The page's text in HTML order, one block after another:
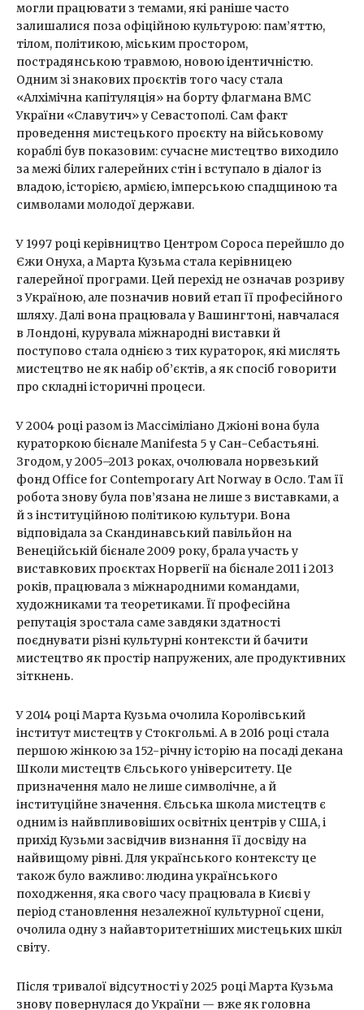
могли працювати з темами, які раніше часто
залишалися поза офіційною культурою: пам’яттю,
тілом, політикою, міським простором,
пострадянською травмою, новою ідентичністю.
Одним зі знакових проєктів того часу стала
«Алхімічна капітуляція» на борту флагмана ВМС
України «Славутич» у Севастополі. Сам факт
проведення мистецького проєкту на військовому
кораблі був показовим: сучасне мистецтво виходило
за межі білих галерейних стін і вступало в діалог із
владою, історією, армією, імперською спадщиною та
символами молодої держави.
У 1997 році керівництво Центром Сороса перейшло до
Єжи Онуха, а Марта Кузьма стала керівницею
галерейної програми. Цей перехід не означав розриву
з Україною, але позначив новий етап її професійного
шляху. Далі вона працювала у Вашингтоні, навчалася
в Лондоні, курувала міжнародні виставки й
поступово стала однією з тих кураторок, які мислять
мистецтво не як набір об’єктів, а як спосіб говорити
про складні історичні процеси.
У 2004 році разом із Массіміліано Джіоні вона була
кураторкою бієнале Manifesta 5 у Сан-Себастьяні.
Згодом, у 2005–2013 роках, очолювала норвезький
фонд Office for Contemporary Art Norway в Осло. Там її
робота знову була пов’язана не лише з виставками, а
й з інституційною політикою культури. Вона
відповідала за Скандинавський павільйон на
Венеційській бієнале 2009 року, брала участь у
виставкових проєктах Норвегії на бієнале 2011 і 2013
років, працювала з міжнародними командами,
художниками та теоретиками. Її професійна
репутація зростала саме завдяки здатності
поєднувати різні культурні контексти й бачити
мистецтво як простір напружених, але продуктивних
зіткнень.
У 2014 році Марта Кузьма очолила Королівський
інститут мистецтв у Стокгольмі. А в 2016 році стала
першою жінкою за 152-річну історію на посаді декана
Школи мистецтв Єльського університету. Це
призначення мало не лише символічне, а й
інституційне значення. Єльська школа мистецтв є
одним із найвпливовіших освітніх центрів у США, і
прихід Кузьми засвідчив визнання її досвіду на
найвищому рівні. Для українського контексту це
також було важливо: людина українського
походження, яка свого часу працювала в Києві у
період становлення незалежної культурної сцени,
очолила одну з найавторитетніших мистецьких шкіл
світу.
Після тривалої відсутності у 2025 році Марта Кузьма
знову повернулася до України — вже як головна